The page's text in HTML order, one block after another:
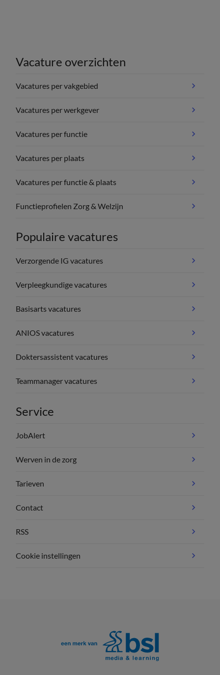
Vacature overzichten
Vacatures per vakgebied
Vacatures per werkgever
Vacatures per functie
Vacatures per plaats
Vacatures per functie & plaats
Functieprofielen Zorg & Welzijn
Populaire vacatures
Verzorgende IG vacatures
Verpleegkundige vacatures
Basisarts vacatures
ANIOS vacatures
Doktersassistent vacatures
Teammanager vacatures
Service
JobAlert
Werven in de zorg
Tarieven
Contact
RSS
Cookie instellingen